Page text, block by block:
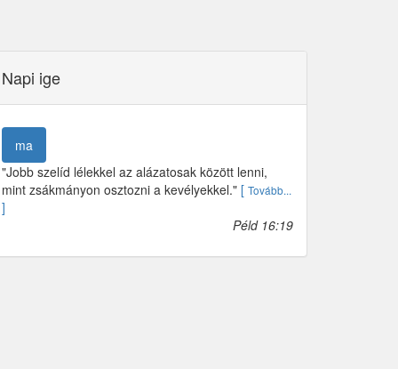
Napi ige
ma
"Jobb szelíd lélekkel az alázatosak között lenni,
mint zsákmányon osztozni a kevélyekkel." [ Tovább...
]
Péld 16:19